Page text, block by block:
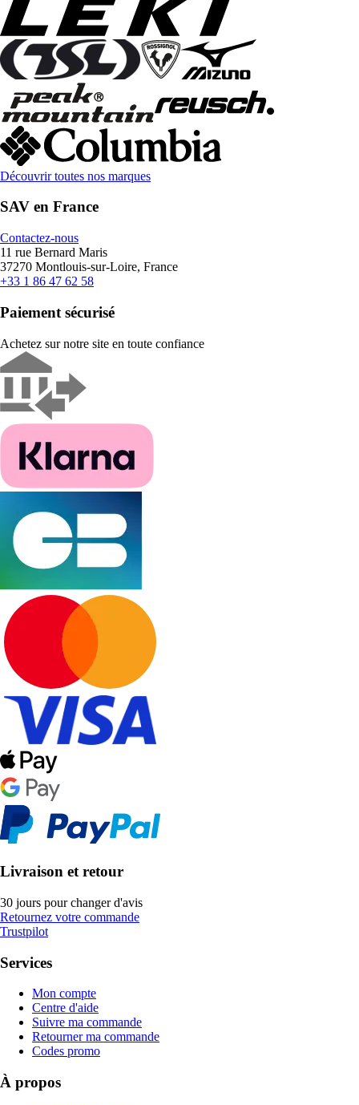
Découvrir toutes nos marques
SAV en France
Contactez-nous
11 rue Bernard Maris
37270 Montlouis-sur-Loire, France
+33 1 86 47 62 58
Paiement sécurisé
Achetez sur notre site en toute confiance
Livraison et retour
30 jours pour changer d'avis
Retournez votre commande
Trustpilot
Services
Mon compte
Centre d'aide
Suivre ma commande
Retourner ma commande
Codes promo
À propos